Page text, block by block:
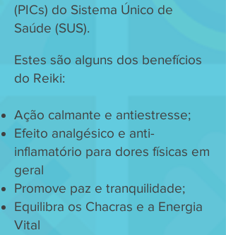
(PICs) do Sistema Único de
Saúde (SUS).
Estes são alguns dos benefícios
do Reiki:
Ação calmante e antiestresse;
Efeito analgésico e anti-
inflamatório para dores físicas em
geral
Promove paz e tranquilidade;
Equilibra os Chacras e a Energia
Vital